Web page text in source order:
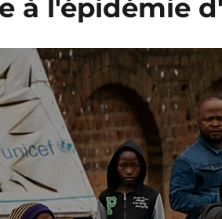
à l'épidémie